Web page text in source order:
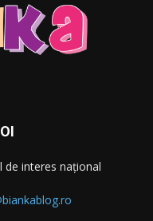
de interes naţional